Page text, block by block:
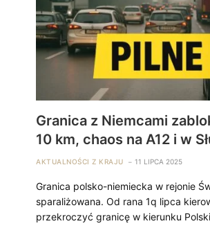
Granica z Niemcami
10 km, chaos na A12 i w
AKTUALNOŚCI Z KRAJU 11 LIPCA 2025
Granica polsko-niemiecka w rejonie
sparaliżowana. Od rana 1q lipca
przekroczyć granicę w kierunku